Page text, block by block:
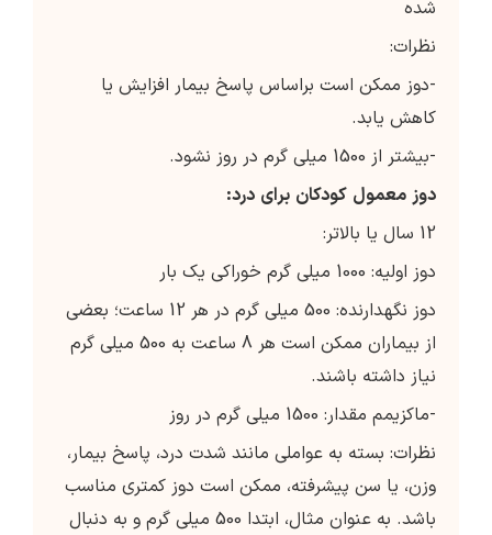
شده
نظرات:
-دوز ممکن است براساس پاسخ بیمار افزایش یا
کاهش یابد.
-بیشتر از 1500 میلی گرم در روز نشود.
دوز معمول کودکان برای درد:
12 سال یا بالاتر:
دوز اولیه: 1000 میلی گرم خوراکی یک بار
دوز نگهدارنده: 500 میلی گرم در هر 12 ساعت؛ بعضی
از بیماران ممکن است هر 8 ساعت به 500 میلی گرم
نیاز داشته باشند.
-ماکزیمم مقدار: 1500 میلی گرم در روز
نظرات: بسته به عواملی مانند شدت درد، پاسخ بیمار،
وزن، یا سن پیشرفته، ممکن است دوز کمتری مناسب
باشد. به عنوان مثال، ابتدا 500 میلی گرم و به دنبال